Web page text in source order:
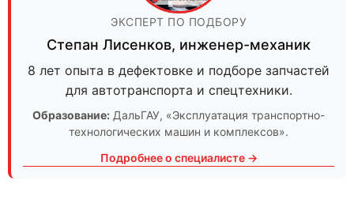
ЭКСПЕРТ ПО ПОДБОРУ
Степан Лисенков, инженер-механик
8 лет опыта в дефектовке и подборе запчастей
для автотранспорта и спецтехники.
Образование: ДальГАУ, «Эксплуатация транспортно-
технологических машин и комплексов».
Подробнее о специалисте →